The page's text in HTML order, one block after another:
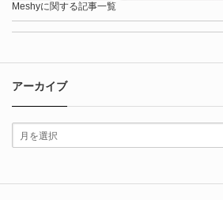
Meshyに関する記事一覧
アーカイブ